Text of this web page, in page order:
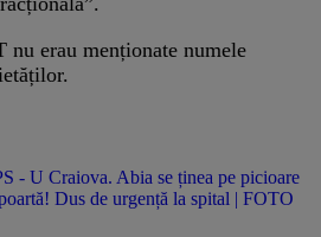
erau menționate numele
- U Craiova. Abia se ținea pe picioare
Dus de urgență la spital | FOTO